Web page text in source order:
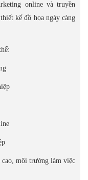
online và truyền
kế đồ họa ngày càng
cao, môi trường làm việc